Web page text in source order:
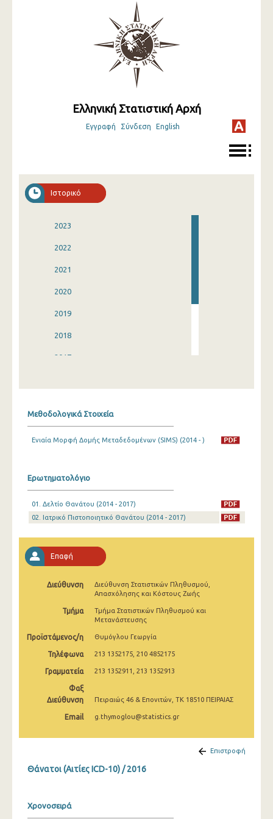
Ελληνική Στατιστική Αρχή
Εγγραφή Σύνδεση English
Ιστορικό
2023
2022
2021
2020
2019
2018
2017
Μεθοδολογικά Στοιχεία
Ενιαία Μορφή Δομής Μεταδεδομένων (SIMS) (2014 - )
Ερωτηματολόγιο
01. Δελτίο Θανάτου (2014 - 2017)
02. Ιατρικό Πιστοποιητικό Θανάτου (2014 - 2017)
Επαφή
Διεύθυνση
Διεύθυνση Στατιστικών Πληθυσμού,
Απασχόλησης και Κόστους Ζωής
Τμήμα
Τμήμα Στατιστικών Πληθυσμού και
Μετανάστευσης
Προϊστάμενος/η Θυμόγλου Γεωργία
Τηλέφωνα 213 1352175, 210 4852175
Γραμματεία 213 1352911, 213 1352913
Φαξ
Διεύθυνση
Πειραιώς 46 & Επονιτών, ΤΚ 18510 ΠΕΙΡΑΙΑΣ
Email g.thymoglou@statistics.gr
Επιστροφή
Θάνατοι (Αιτίες ICD-10) / 2016
Χρονοσειρά